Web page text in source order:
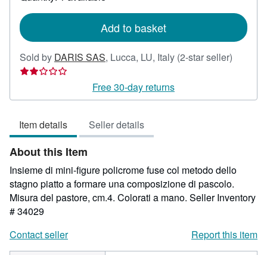
Add to basket
Sold by DARIS SAS, Lucca, LU, Italy (2-star seller)
out
Free 30-day returns
Item details Seller details
About this Item
Insieme di mini-figure policrome fuse col metodo dello
stagno piatto a formare una composizione di pascolo.
Misura del pastore, cm.4. Colorati a mano. Seller Inventory
# 34029
Contact seller
Report this item